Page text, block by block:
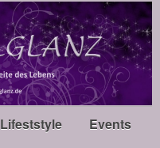
Lifeststyle
Events